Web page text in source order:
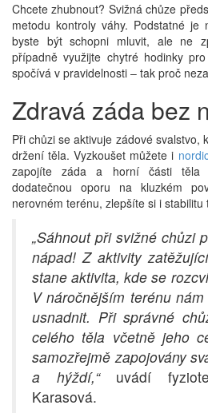
Chcete zhubnout? Svižná chůze
metodu kontroly váhy. Podstatné
byste být schopni mluvit, ale ne
případně využijte chytré hodinky
spočívá v pravidelnosti – tak proč
Zdravá záda bez
Při chůzi se aktivuje zádové svalstvo,
držení těla. Vyzkoušet můžete i
zapojíte záda a horní části těla
dodatečnou oporu na kluzkém
nerovném terénu, zlepšíte si i stabilitu
„Sáhnout při svižné chůzi
nápad! Z aktivity
stane aktivita, kde se
V náročnějším terénu
usnadnit. Při správné
celého těla včetně jeho
samozřejmě zapojovány
a hýždí,“uvádí
Karasová.